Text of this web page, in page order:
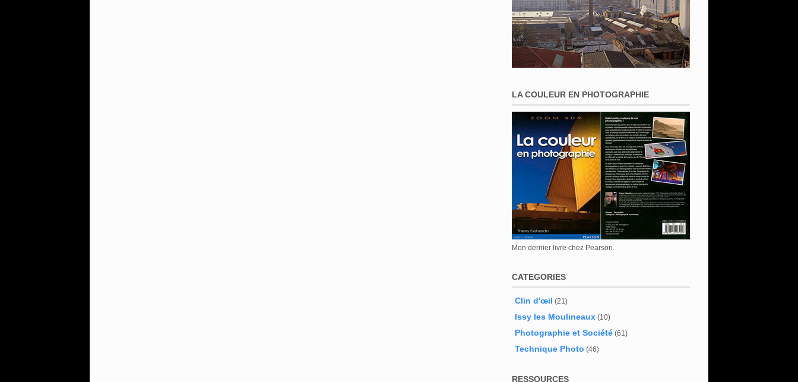
LA COULEUR EN PHOTOGRAPHIE
Mon dernier livre chez Pearson.
CATEGORIES
Clin d'œil (21)
Issy les Moulineaux (10)
Photographie et Société (61)
Technique Photo (46)
RESSOURCES